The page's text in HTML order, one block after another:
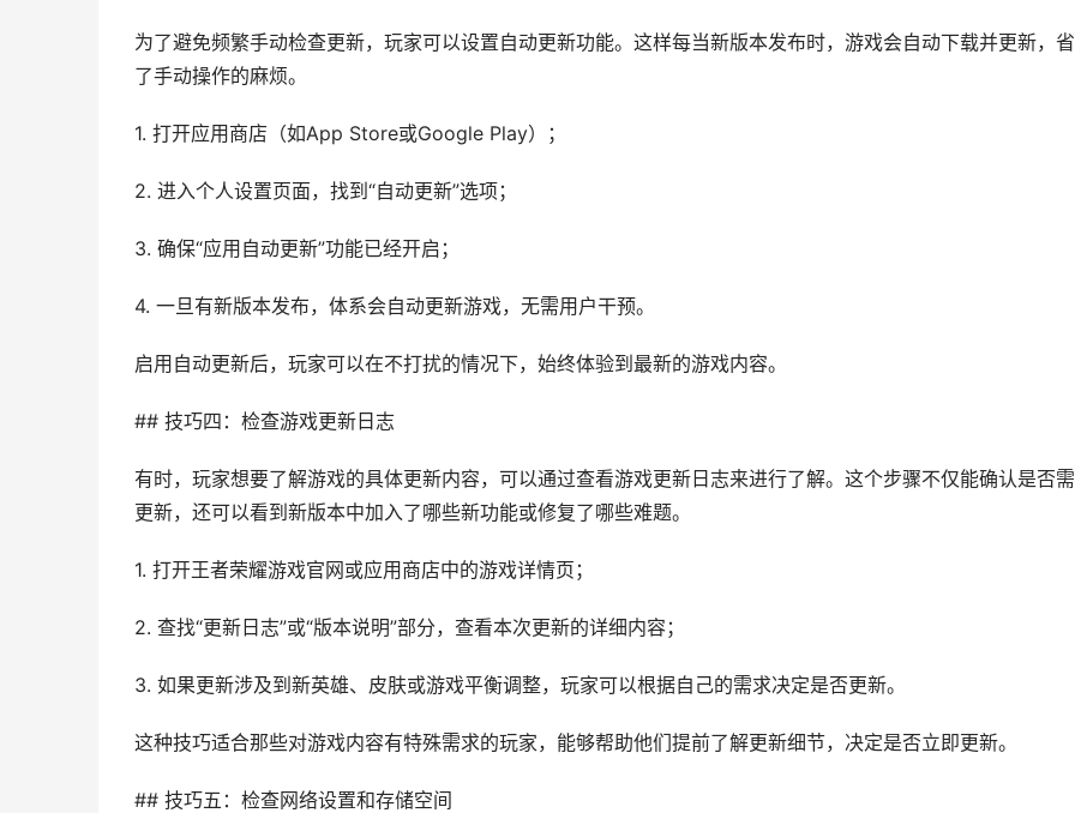
为了避免频繁手动检查更新，玩家可以设置自动更新功能。这样每当新版本发布时，游戏会自动下载并更新，
了手动操作的麻烦。
1. 打开应用商店（如App Store或Google Play）；
2. 进入个人设置页面，找到“自动更新”选项；
3. 确保“应用自动更新”功能已经开启；
4. 一旦有新版本发布，体系会自动更新游戏，无需用户干预。
启用自动更新后，玩家可以在不打扰的情况下，始终体验到最新的游戏内容。
## 技巧四：检查游戏更新日志
有时，玩家想要了解游戏的具体更新内容，可以通过查看游戏更新日志来进行了解。这个步骤不仅能确认是否
更新，还可以看到新版本中加入了哪些新功能或修复了哪些难题。
1. 打开王者荣耀游戏官网或应用商店中的游戏详情页；
2. 查找“更新日志”或“版本说明”部分，查看本次更新的详细内容；
3. 如果更新涉及到新英雄、皮肤或游戏平衡调整，玩家可以根据自己的需求决定是否更新。
这种技巧适合那些对游戏内容有特殊需求的玩家，能够帮助他们提前了解更新细节，决定是否立即更新。
## 技巧五：检查网络设置和存储空间